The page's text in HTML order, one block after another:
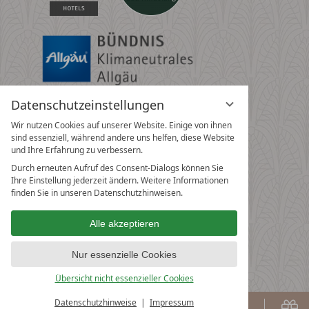
Datenschutzeinstellungen
Wir nutzen Cookies auf unserer Website. Einige von ihnen
sind essenziell, während andere uns helfen, diese Website
und Ihre Erfahrung zu verbessern.
Durch erneuten Aufruf des Consent-Dialogs können Sie
Ihre Einstellung jederzeit ändern. Weitere Informationen
finden Sie in unseren Datenschutzhinweisen.
Alle akzeptieren
Nur essenzielle Cookies
Übersicht nicht essenzieller Cookies
Datenschutzhinweise Impressum
Buchen